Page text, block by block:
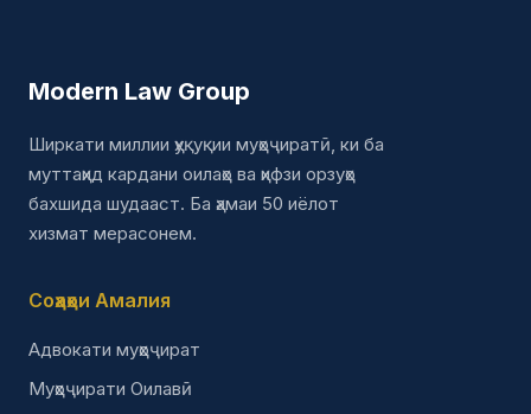
Modern Law Group
Ширкати миллии ҳуқуқии муҳоҷиратӣ, ки ба
муттаҳид кардани оилаҳо ва ҳифзи орзуҳо
бахшида шудааст. Ба ҳамаи 50 иёлот
хизмат мерасонем.
Соҳаҳои Амалия
Адвокати муҳоҷират
Муҳоҷирати Оилавӣ